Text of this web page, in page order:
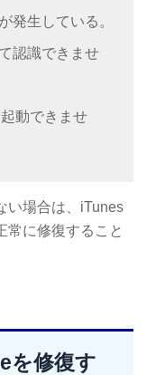
発生している。
認識できませ
動できませ
い場合は、iTunes
常に修復すること
を修復す